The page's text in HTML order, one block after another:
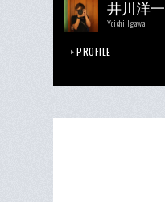
井川洋一
Yoichi Igawa
PROFILE